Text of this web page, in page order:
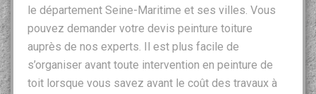
le département Seine-Maritime et ses villes. Vous
pouvez demander votre devis peinture toiture
auprès de nos experts. Il est plus facile de
s’organiser avant toute intervention en peinture de
toit lorsque vous savez avant le coût des travaux à